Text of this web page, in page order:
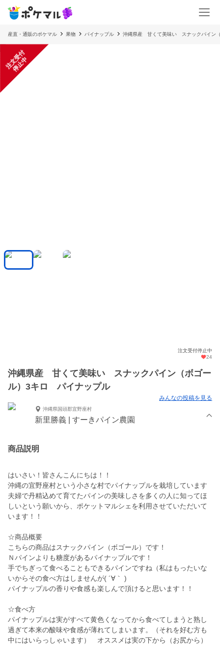
産直・通販のポケマル 果物 パイナップル 沖縄県産 甘くて美味い スナックパイン
注
文
受
付
停
止
中
注文受付停止中
24
沖縄県産 甘くて美味い スナックパイン（ボゴー
ル）3キロ パイナップル
みんなの投稿を見る
沖縄県国頭郡宜野座村
新里勝義 | すーきパイン農園
商品説明
はいさい！皆さんこんにちは！！
沖縄の宜野座村という小さな村でパイナップルを栽培しています
夫婦で丹精込めて育てたパインの美味しさを多くの人に知ってほ
しいという願いから、ポケットマルシェを利用させていただいて
います！！
☆商品概要
こちらの商品はスナックパイン（ボゴール）です！
Ｎパインよりも糖度があるパイナップルです！
手でちぎって食べることもできるパインですね（私はもったいな
いからその食べ方はしませんが( ´∀｀ )
パイナップルの香りや食感も楽しんで頂けると思います！！
☆食べ方
パイナップルは実がすべて黄色くなってから食べてしまうと熟し
過ぎて本来の酸味や食感が薄れてしまいます。（それを好む方も
中にはいらっしゃいます） オススメは実の下から（お尻から）